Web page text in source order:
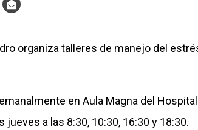
organiza talleres de manejo del
en Aula Magna del
jueves a las 8:30, 10:30, 16:30 y 18:30.